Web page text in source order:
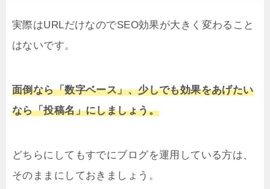
実際はURLだけなのでSEO効果が大きく変わること
はないです。
面倒なら「数字ベース」、少しでも効果をあげたい
なら「投稿名」にしましょう。
どちらにしてもすでにブログを運用している方は、
そのままにしておきましょう。